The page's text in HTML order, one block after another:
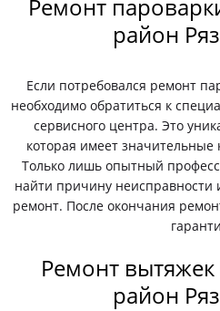
Ремонт
район
Если потребовался ремонт
необходимо обратиться к
сервисного центра. Это
которая имеет значительные
Только лишь опытный
найти причину
ремонт. После окончания
Ремонт
район